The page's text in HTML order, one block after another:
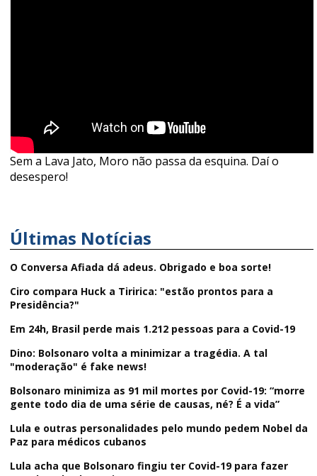
Sem a Lava Jato, Moro não passa da esquina. Daí o
desespero!
Últimas Notícias
O Conversa Afiada dá adeus. Obrigado e boa sorte!
Ciro compara Huck a Tiririca: "estão prontos para a
Presidência?"
Em 24h, Brasil perde mais 1.212 pessoas para a Covid-19
Dino: Bolsonaro volta a minimizar a tragédia. A tal
"moderação" é fake news!
Bolsonaro minimiza as 91 mil mortes por Covid-19: “morre
gente todo dia de uma série de causas, né? É a vida”
Lula e outras personalidades pelo mundo pedem Nobel da
Paz para médicos cubanos
Lula acha que Bolsonaro fingiu ter Covid-19 para fazer